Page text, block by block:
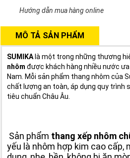
Hướng dẫn mua hàng online
MÔ TẢ SẢN PHẨM
SUMIKA là một trong những thương
nhôm được khách hàng nhiều nước
Nam. Mỗi sản phẩm thang nhôm của
chất lượng an toàn, áp dụng quy trình
tiêu chuẩn Châu Âu.
Sản phẩm thang xếp nhôm
yếu là nhôm hợp kim cao cấp,